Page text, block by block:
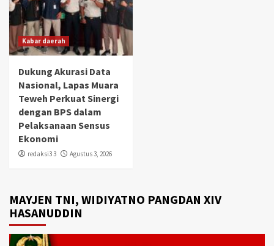
Kabar daerah
Dukung Akurasi Data
Nasional, Lapas Muara
Teweh Perkuat Sinergi
dengan BPS dalam
Pelaksanaan Sensus
Ekonomi
redaksi3 3 Agustus 3, 2026
MAYJEN TNI, WIDIYATNO PANGDAN XIV
HASANUDDIN